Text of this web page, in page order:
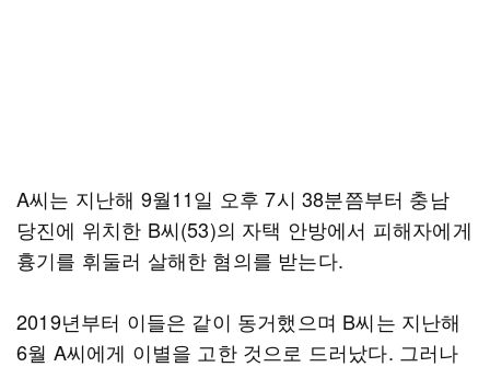
A씨는 지난해 9월11일 오후 7시 38분쯤부터 충남
당진에 위치한 B씨(53)의 자택 안방에서 피해자에게
흉기를 휘둘러 살해한 혐의를 받는다.
2019년부터 이들은 같이 동거했으며 B씨는 지난해
6월 A씨에게 이별을 고한 것으로 드러났다. 그러나